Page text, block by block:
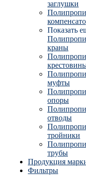
заглушки
Показать
краны
муфты
опоры
отводы
тройники
трубы
Продукция
Фильтры